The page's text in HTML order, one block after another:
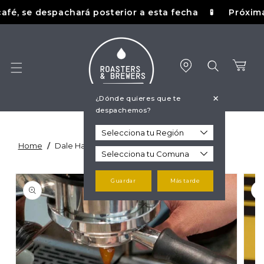
directamente
al contenido
despachará posterior a esta fecha 🧪 Próxima
¿Dónde quieres que te
despachemos?
+
Guardar Más tarde
Home / Dale Harris - 80ml Espresso Cup
directamente
a la
información
del producto